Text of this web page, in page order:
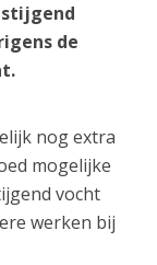
de
nog extra
mogelijke
vocht
werken bij